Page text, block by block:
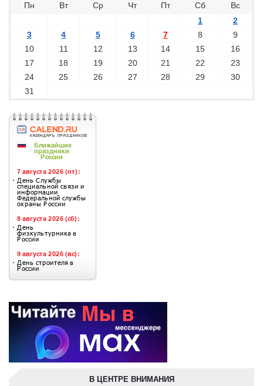
Пн
Вт Ср Чт Пт Сб
Вс
1
2
3
4 5 6 7 8
9
10
11 12 13 14 15
16
17
18 19 20 21 22
23
24
25 26 27 28 29
30
31
В ЦЕНТРЕ ВНИМАНИЯ